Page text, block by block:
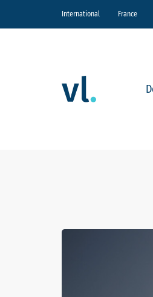
International France